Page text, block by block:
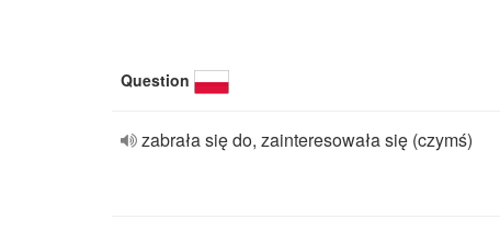
Question
zabrała się do, zainteresowała się (czymś)